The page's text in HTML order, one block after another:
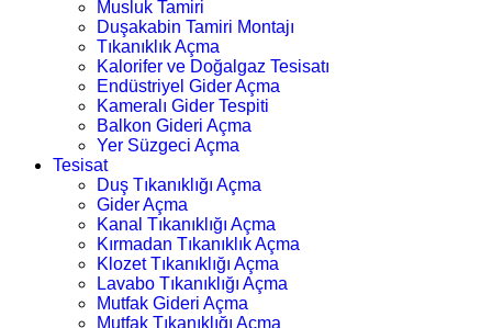
Musluk Tamiri
Duşakabin Tamiri Montajı
Tıkanıklık Açma
Kalorifer ve Doğalgaz Tesisatı
Endüstriyel Gider Açma
Kameralı Gider Tespiti
Balkon Gideri Açma
Yer Süzgeci Açma
Tesisat
Duş Tıkanıklığı Açma
Gider Açma
Kanal Tıkanıklığı Açma
Kırmadan Tıkanıklık Açma
Klozet Tıkanıklığı Açma
Lavabo Tıkanıklığı Açma
Mutfak Gideri Açma
Mutfak Tıkanıklığı Açma